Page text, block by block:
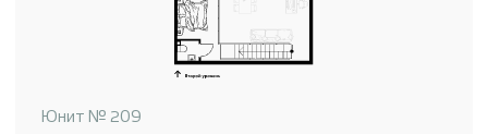
Юнит № 209